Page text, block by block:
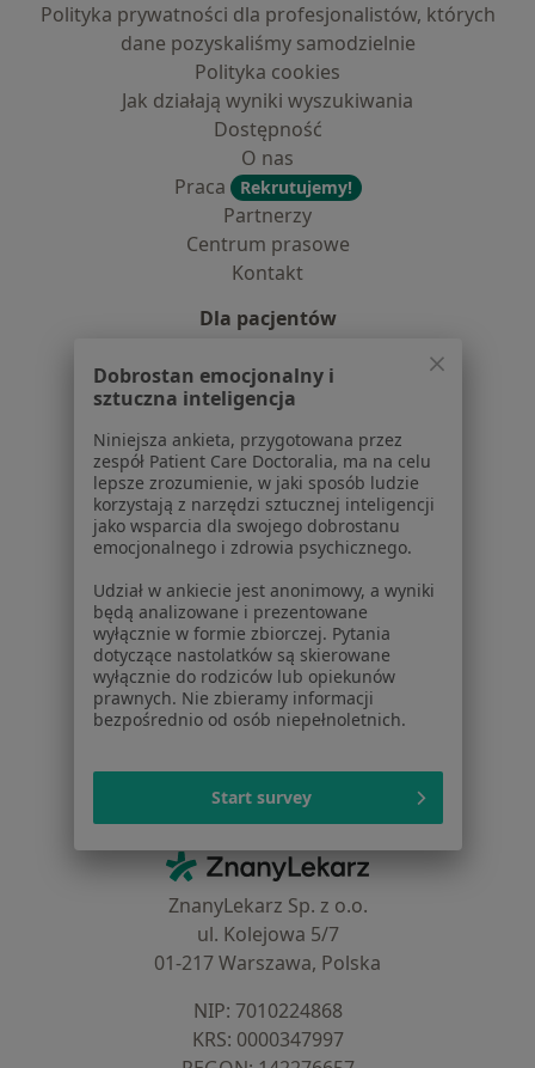
Polityka prywatności dla profesjonalistów, których
dane pozyskaliśmy samodzielnie
Polityka cookies
Jak działają wyniki wyszukiwania
Dostępność
O nas
Praca
Rekrutujemy!
Partnerzy
Centrum prasowe
Kontakt
Dla pacjentów
Lekarze
Placówki medyczne
Usługi i zabiegi
Choroby
Pomoc
Aplikacje mobilne
Blog dla pacjentów
Dla profesjonalistów
Cennik
Dla lekarzy
Dla placówek medycznych
Baza wiedzy
Centrum Pomocy dla Specjalisty
Kontakt ZnanyLekarz - Strona główna
ZnanyLekarz Sp. z o.o.
ul. Kolejowa 5/7
01-217 Warszawa, Polska
NIP: ⁠7010224868
KRS: ⁠0000347997
Dobrostan emocjonalny i
sztuczna inteligencja
Niniejsza ankieta, przygotowana przez
zespół Patient Care Doctoralia, ma na celu
lepsze zrozumienie, w jaki sposób ludzie
korzystają z narzędzi sztucznej inteligencji
jako wsparcia dla swojego dobrostanu
emocjonalnego i zdrowia psychicznego.
Udział w ankiecie jest anonimowy, a wyniki
będą analizowane i prezentowane
wyłącznie w formie zbiorczej. Pytania
dotyczące nastolatków są skierowane
wyłącznie do rodziców lub opiekunów
prawnych. Nie zbieramy informacji
bezpośrednio od osób niepełnoletnich.
Start survey